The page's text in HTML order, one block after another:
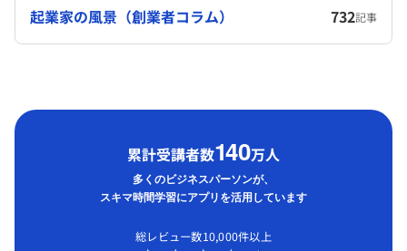
起業家の風景（創業者コラム） 732記事
累計受講者数140万人
多くのビジネスパーソンが、
スキマ時間学習にアプリを活用しています
総レビュー数10,000件以上